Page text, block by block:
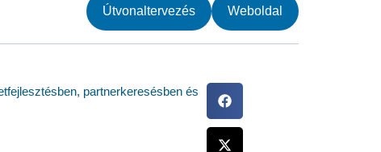
Útvonaltervezés Weboldal
partnerkeresésben és